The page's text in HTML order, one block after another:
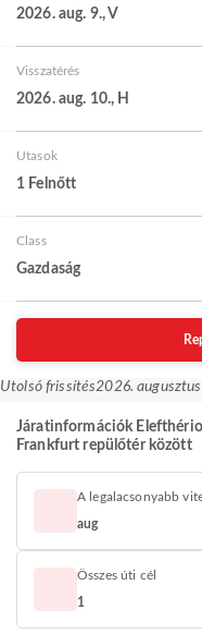
2026. aug. 9., V
Visszatérés
2026. aug. 10., H
Utasok
1 Felnőtt
Class
Gazdaság
Utolsó frissítés2026.
Járatinformációk
Frankfurt repülőtér között
A legalacsonyabb
aug
Összes úti cél
1